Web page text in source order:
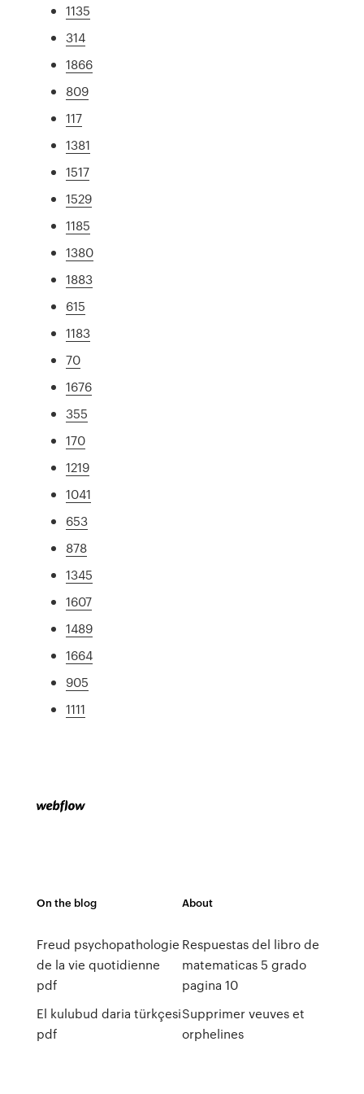
1135
314
1866
809
117
1381
1517
1529
1185
1380
1883
615
1183
70
1676
355
170
1219
1041
653
878
1345
1607
1489
1664
905
1111
On the blog
Freud psychopathologie
de la vie quotidienne
pdf
El kulubud daria türkçesi
pdf
About
Respuestas del libro de
matematicas 5 grado
pagina 10
Supprimer veuves et
orphelines